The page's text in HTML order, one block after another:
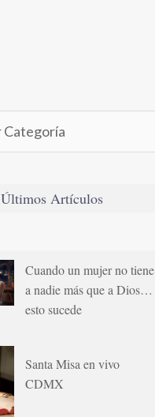
Últimos Artículos
Cuando un mujer no tiene
a nadie más que a Dios…
esto sucede
Santa Misa en vivo
CDMX